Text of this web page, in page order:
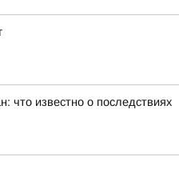
что известно о последствиях